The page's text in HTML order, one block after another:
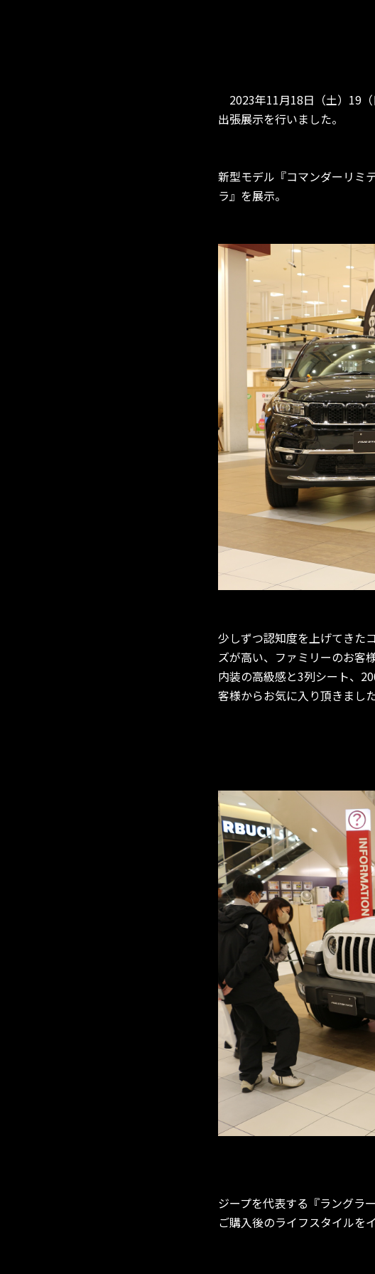
2023年11月18日（土）19
出張展示を行いました。
新型モデル『コマンダーリミ
ラ』を展示。
少しずつ認知度を上げてきた
ズが高い、ファミリーのお客
内装の高級感と3列シート、
客様からお気に入り頂きました
ジープを代表する『ラングラ
ご購入後のライフスタイルを